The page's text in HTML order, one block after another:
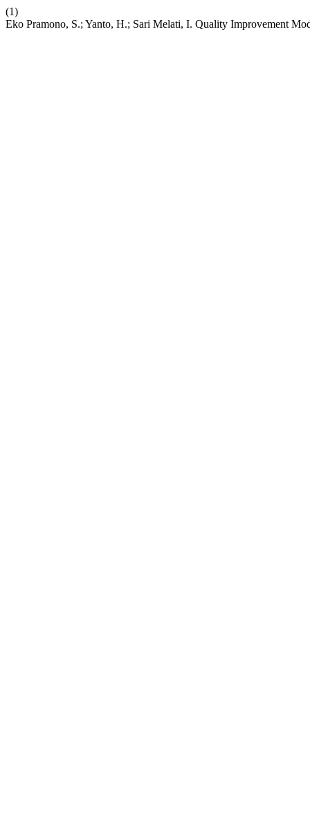
(1)
Eko Pramono, S.; Yanto, H.; Sari Melati, I. Quality Improvement